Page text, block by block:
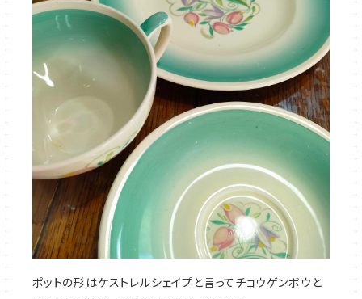
ポットの形はケストレルシェイプと言ってチョウゲンボウと